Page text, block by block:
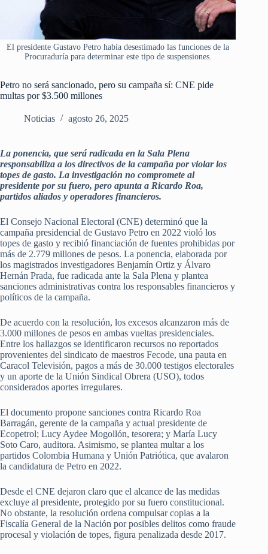
El presidente Gustavo Petro había desestimado las funciones de la
Procuraduría para determinar este tipo de suspensiones.
Petro no será sancionado, pero su campaña sí: CNE pide
multas por $3.500 millones
Noticias agosto 26, 2025
La ponencia, que será radicada en la Sala Plena
responsabiliza a los directivos de la campaña por violar los
topes de gasto. La investigación no compromete al
presidente por su fuero, pero apunta a Ricardo Roa,
partidos aliados y operadores financieros.
El Consejo Nacional Electoral (CNE) determinó que la
campaña presidencial de Gustavo Petro en 2022 violó los
topes de gasto y recibió financiación de fuentes prohibidas por
más de 2.779 millones de pesos. La ponencia, elaborada por
los magistrados investigadores Benjamín Ortiz y Álvaro
Hernán Prada, fue radicada ante la Sala Plena y plantea
sanciones administrativas contra los responsables financieros y
políticos de la campaña.
De acuerdo con la resolución, los excesos alcanzaron más de
3.000 millones de pesos en ambas vueltas presidenciales.
Entre los hallazgos se identificaron recursos no reportados
provenientes del sindicato de maestros Fecode, una pauta en
Caracol Televisión, pagos a más de 30.000 testigos electorales
y un aporte de la Unión Sindical Obrera (USO), todos
considerados aportes irregulares.
El documento propone sanciones contra Ricardo Roa
Barragán, gerente de la campaña y actual presidente de
Ecopetrol; Lucy Aydee Mogollón, tesorera; y María Lucy
Soto Caro, auditora. Asimismo, se plantea multar a los
partidos Colombia Humana y Unión Patriótica, que avalaron
la candidatura de Petro en 2022.
Desde el CNE dejaron claro que el alcance de las medidas
excluye al presidente, protegido por su fuero constitucional.
No obstante, la resolución ordena compulsar copias a la
Fiscalía General de la Nación por posibles delitos como fraude
procesal y violación de topes, figura penalizada desde 2017.